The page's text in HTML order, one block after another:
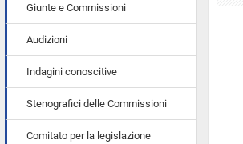
Giunte e Commissioni
Audizioni
Indagini conoscitive
Stenografici delle Commissioni
Comitato per la legislazione